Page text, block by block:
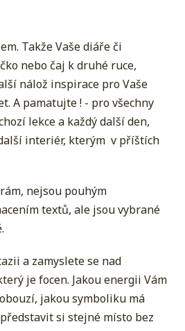
Takže Vaše diáře či
nebo čaj k druhé ruce,
nálož inspirace pro Vaše
A pamatujte ! - pro všechny
lekce a každý další den,
interiér, kterým v příštích
nejsou pouhým
textů, ale jsou vybrané
a zamyslete se nad
je focen. Jakou energii Vám
jakou symboliku má
si stejné místo bez